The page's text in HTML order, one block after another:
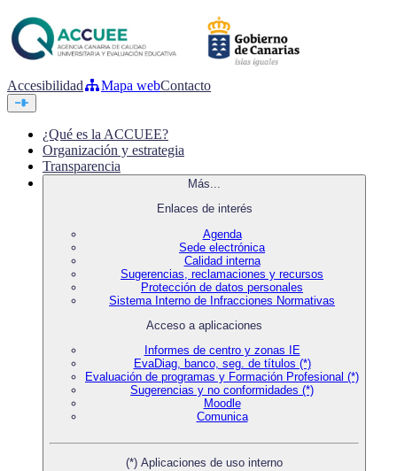
Accesibilidad Mapa webContacto
¿Qué es la ACCUEE?
Organización y estrategia
Transparencia
Más...
Enlaces de interés
Agenda
Sede electrónica
Calidad interna
Sugerencias, reclamaciones y recursos
Protección de datos personales
Sistema Interno de Infracciones Normativas
Acceso a aplicaciones
Informes de centro y zonas IE
EvaDiag, banco, seg. de títulos (*)
Evaluación de programas y Formación Profesional (*)
Sugerencias y no conformidades (*)
Moodle
Comunica
(*) Aplicaciones de uso interno